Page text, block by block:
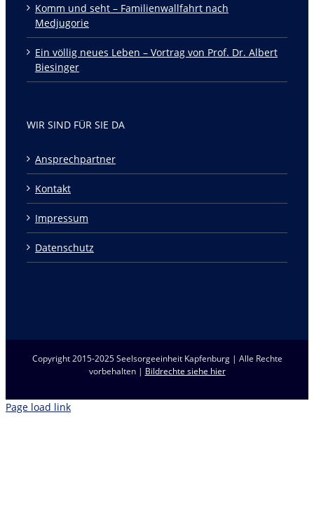
Komm und seht – Familienwallfahrt nach
Medjugorie
Ein völlig neues Leben – Vortrag von Prof. Dr. Albert
Biesinger
WIR SIND FÜR SIE DA
Ansprechpartner
Kontakt
Impressum
Datenschutz
Copyright 2015-2025 Seelsorgeeinheit Kapfenburg | Alle Rechte
vorbehalten | Bildrechte siehe hier
Page load link